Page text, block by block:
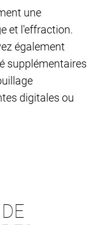
une
et l'effraction.
également
supplémentaires
digitales ou